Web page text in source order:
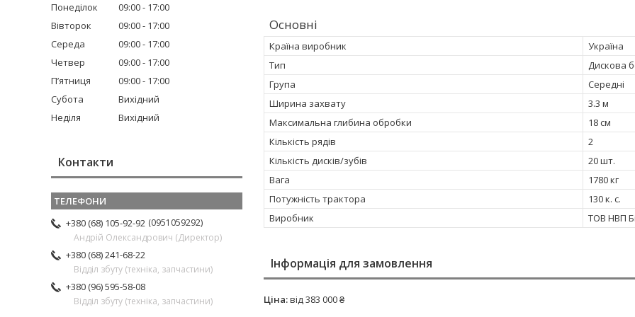
Основні
Країна виробник
Україна
Тип
Дискова
Група
Середні
Ширина захвату
3.3 м
Максимальна глибина обробки
18 см
Кількість рядів
2
Кількість дисків/зубів
20 шт.
Вага
1780 кг
Потужність трактора
130 к. с.
Виробник
ТОВ НВП
Інформація для замовлення
Ціна:від 383 000 ₴
Понеділок 09:00
17:00
Вівторок
09:00
17:00
Середа
09:00
17:00
Четвер
09:00
17:00
Пʼятниця
09:00
17:00
Субота
Вихідний
Неділя
Вихідний
Контакти
+380 (68) 105-92-92 0951059292
Андрій Олександрович (Директор)
+380 (68) 241-68-22
Відділ збуту (техніка, запчастини)
+380 (96) 595-58-08
Відділ збуту (техніка, запчастини)